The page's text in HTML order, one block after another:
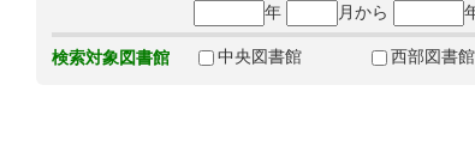
年
月から
検索対象図書館 中央図書館 西部図書館